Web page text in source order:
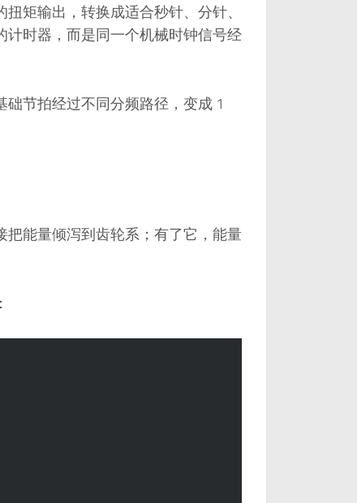
矩输出，转换成适合秒针、分针、
时器，而是同一个机械时钟信号经
节拍经过不同分频路径，变成 1
能量倾泻到齿轮系；有了它，能量